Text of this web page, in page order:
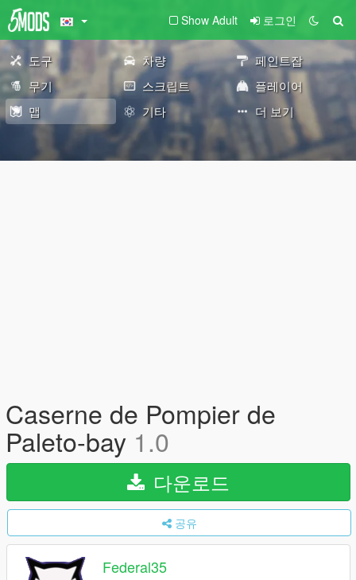
Show Adult 로그인
도구 차량
페인트잡
무기
스크립트
플레이어
맵
기타 더 보기
Caserne de Pompier de
Paleto-bay 1.0
다운로드
공유
Federal35